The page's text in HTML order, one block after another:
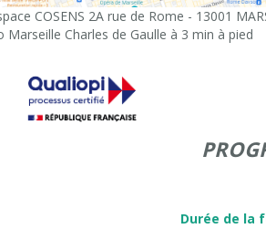
COSENS 2A rue de Rome - 13001
Marseille Charles de Gaulle à 3 min à pied
Durée de la